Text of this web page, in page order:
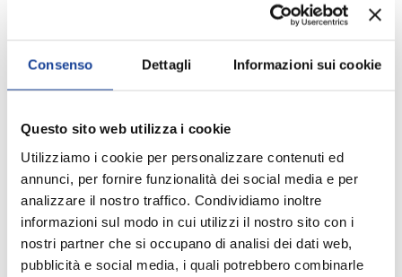
Consenso Dettagli Informazioni sui cookie
Questo sito web utilizza i cookie
Utilizziamo i cookie per personalizzare contenuti ed
annunci, per fornire funzionalità dei social media e per
analizzare il nostro traffico. Condividiamo inoltre
informazioni sul modo in cui utilizzi il nostro sito con i
nostri partner che si occupano di analisi dei dati web,
pubblicità e social media, i quali potrebbero combinarle
Q.tà
AGGIUNGI AL CARRELLO
Aggiungi ai Preferiti
Spedizione e consegna